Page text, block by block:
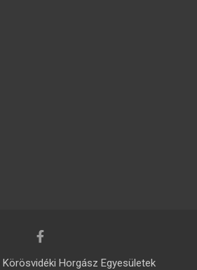
Körösvidéki Horgász Egyesületek